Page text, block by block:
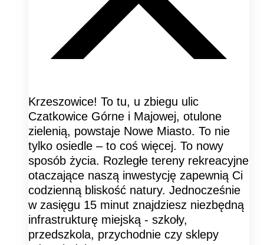
Krzeszowice! To tu, u zbiegu ulic
Czatkowice Górne i Majowej, otulone
zielenią, powstaje Nowe Miasto. To nie
tylko osiedle – to coś więcej. To nowy
sposób życia. Rozległe tereny rekreacyjne
otaczające naszą inwestycję zapewnią Ci
codzienną bliskość natury. Jednocześnie
w zasięgu 15 minut znajdziesz niezbędną
infrastrukturę miejską - szkoły,
przedszkola, przychodnie czy sklepy